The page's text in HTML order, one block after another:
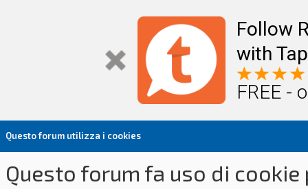
Follow
with
FREE -
Questo forum utilizza i cookies
Questo forum fa uso di